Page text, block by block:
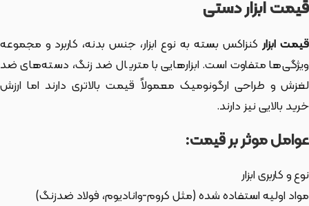
قیمت ابزار دستی
قیمت ابزار کنزاکس بسته به نوع ابزار، جنس بدنه، کاربرد و مجموعه
ویژگی‌ها متفاوت است. ابزارهایی با متریال ضد زنگ، دسته‌های ضد
لغزش و طراحی ارگونومیک معمولاً قیمت بالاتری دارند اما ارزش
خرید بالایی نیز دارند.
عوامل موثر بر قیمت:
نوع و کاربری ابزار
مواد اولیه استفاده شده (مثل کروم-وانادیوم، فولاد ضدزنگ)